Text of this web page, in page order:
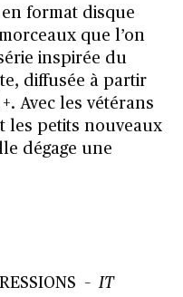
format disque
que l’on
inspirée du
diffusée à partir
Avec les vétérans
les petits nouveaux
dégage une
–IT